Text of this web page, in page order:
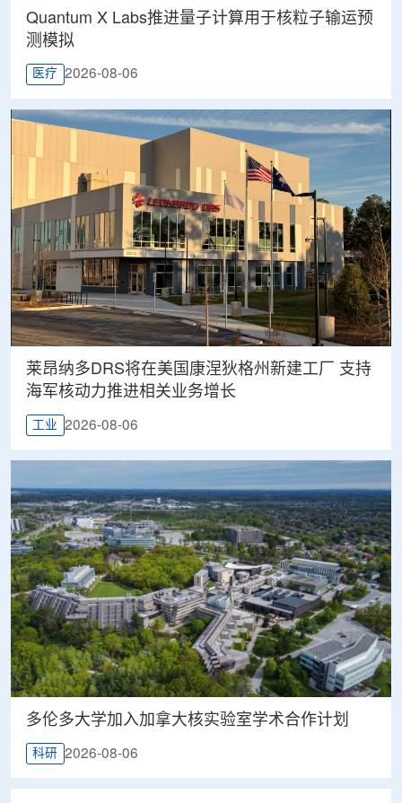
Quantum X Labs推进量子计算用于核粒子输运预
测模拟
医疗 2026-08-06
莱昂纳多DRS将在美国康涅狄格州新建工厂 支持
海军核动力推进相关业务增长
工业 2026-08-06
多伦多大学加入加拿大核实验室学术合作计划
科研 2026-08-06